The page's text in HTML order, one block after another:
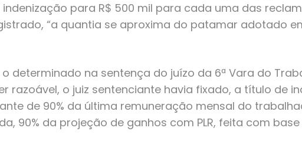
para R$ 500 mil para cada uma das
“a quantia se aproxima do patamar adotado
na sentença do juízo da 6ª Vara do
razoável, o juiz sentenciante havia fixado, a título de
de 90% da última remuneração mensal do
90% da projeção de ganhos com PLR, feita com